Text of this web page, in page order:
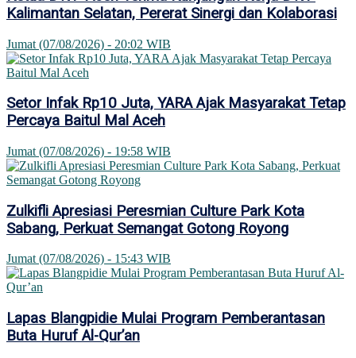
Kalimantan Selatan, Pererat Sinergi dan Kolaborasi
Jumat (07/08/2026) - 20:02 WIB
Setor Infak Rp10 Juta, YARA Ajak Masyarakat Tetap
Percaya Baitul Mal Aceh
Jumat (07/08/2026) - 19:58 WIB
Zulkifli Apresiasi Peresmian Culture Park Kota
Sabang, Perkuat Semangat Gotong Royong
Jumat (07/08/2026) - 15:43 WIB
Lapas Blangpidie Mulai Program Pemberantasan
Buta Huruf Al-Qur’an